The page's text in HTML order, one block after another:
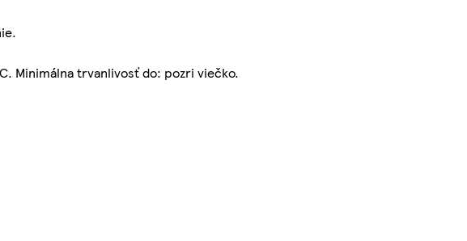
Minimálna trvanlivosť do: pozri viečko.